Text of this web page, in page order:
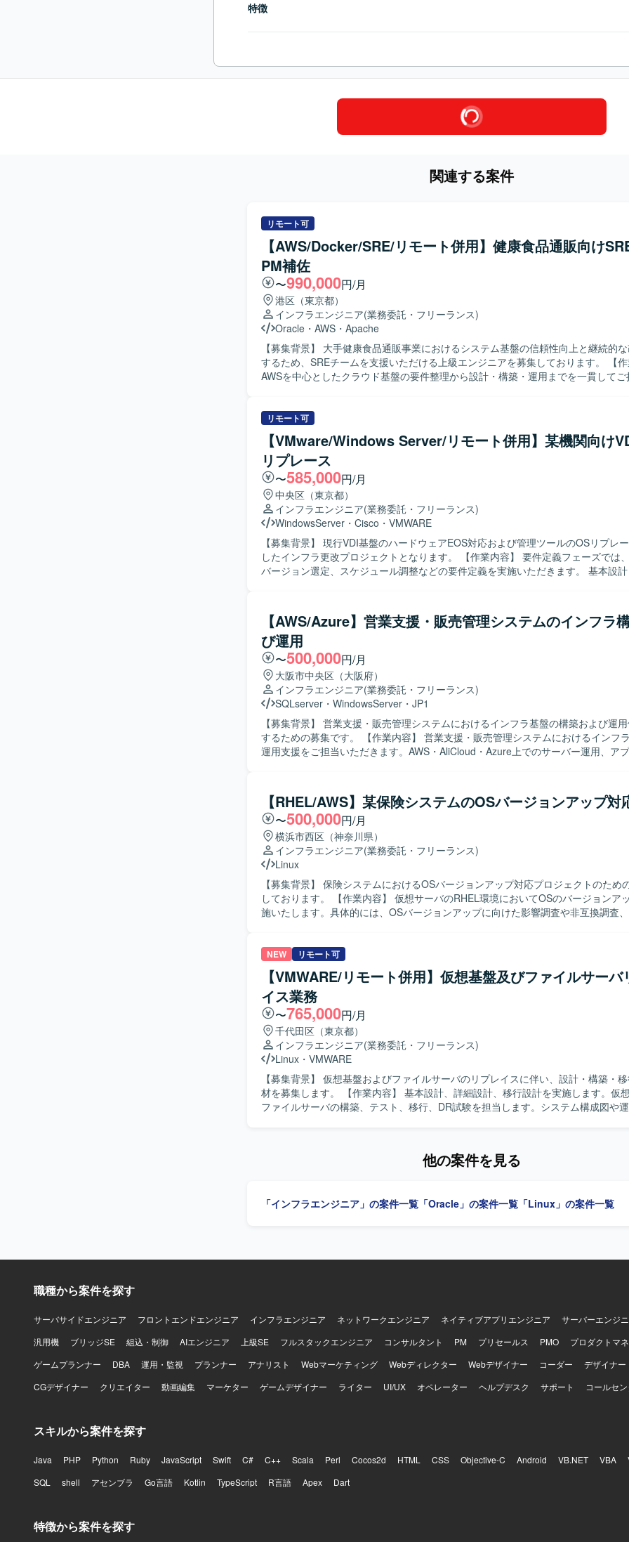
特徴
関連する案件
リモート可
【AWS/Docker/SRE/リモート併用】健康食品通販向け
PM補佐
〜990,000円/月
港区（東京都）
インフラエンジニア(業務委託・フリーランス)
Oracle ・ AWS ・ Apache
【募集背景】 大手健康食品通販事業におけるシステム基盤の信頼性向上と継続的
するため、SREチームを支援いただける上級エンジニアを募集しております。 【作業内容】
AWSを中心としたクラウド基盤の要件整理から設計・構築・運用までを一貫して
GitHub ActionsやTerraformを用いたCI/CDおよびIaC環境の整備・改善を行ってい
PM補佐として、タスクの整理や進行管理、関係者との調整など、プロジェクト推
務も担っていただきます。 【求める人物像】 要件に対して自らタスク分解を行い、主体的に課
題解決へ取り組める方を求めております。 SREチーム内外のメンバーと積極的に
ションを図りながら、周囲を巻き込んで業務を推進できる方が望ましいです。 技
く、レビューや顧客折衝を通じて品質向上や改善提案に前向きに取り組める方を歓
す。 【ポジションの魅力】 クラウドネイティブな環境で、設計から構築・運用まで一連の工程
に関わることができます。 SREとしてシステム全体の信頼性や運用性の向上に携
PM補佐として上流の推進業務にも関与いただけるため、技術とマネジメントの両
ップが可能です。 【開発環境】 AWS上でのクラウド基盤、ECSやFargateなどのコンテナ基
盤、GitHub Actionsを用いたCI/CDパイプライン、Terraformを用いたIaC環境など
おります。
リモート可
【VMware/Windows Server/リモート併用】某機関向け
リプレース
〜585,000円/月
中央区（東京都）
インフラエンジニア(業務委託・フリーランス)
WindowsServer ・ Cisco ・ VMWARE
【募集背景】 現行VDI基盤のハードウェアEOS対応および管理ツールのOSリプレ
したインフラ更改プロジェクトとなります。 【作業内容】 要件定義フェーズでは、機能整理や
バージョン選定、スケジュール調整などの要件定義を実施いただきます。 基本設
バのOS移行作業や、Instant Clone端末での機能検証・チューニングなどのPoC検
だきます。 また、NWパラメータシートの作成など関連ドキュメントの整備も行っ
ます。 【求める人物像】 未知の製品や技術に対して自ら調査し、キャッチアップしながら設
計・構築に落とし込める方を求めています。 顧客や社内メンバーとのコミュニケ
じて要件を整理し、自走してタスクを進められる方が望ましいです。 【ポジションの魅力】
VDI基盤の要件定義から設計・PoC構築・検証・移行まで一連の工程に携わること
め、仮想基盤およびVDIのスキルを広く深く習得できる環境です。 Omnissa
などの製品を組み合わせた構成に関わることで、実務を通じて新しい技術要素を習
だけます。 【開発環境】 VMware ESXi（vSAN構成）、VMware vCenter Server、Omnissa
Horizon（ConnectionServer）、Instant Clone、Windows 11、Windows Server
SKYSEA Client View、Dell PowerEdge R660、Dell PowerSwitch S4348T、Cisco
【AWS/Azure】営業支援・販売管理システムのインフラ
び運用
〜500,000円/月
大阪市中央区（大阪府）
インフラエンジニア(業務委託・フリーランス)
SQLserver ・ WindowsServer ・ JP1
【募集背景】 営業支援・販売管理システムにおけるインフラ基盤の構築および運
するための募集です。 【作業内容】 営業支援・販売管理システムにおけるインフラ構築および
運用支援をご担当いただきます。AWS・AliCloud・Azure上でのサーバー運用、ア
主体的に課題解決へ取り組める方、自ら考え行動しつつ周囲と連携しながら業務を
方、新しい技術に積極的にチャレンジできる方を求めています。 【ポジションの魅力】 複数の
クラウドプラットフォーム上でのサーバー運用や監視運用、デプロイ業務を通じて
構築から運用まで一貫した経験を積むことができる環境です。大規模なシステム基
ウハウやIaCなどの最新技術に触れながらスキルアップを図ることができます。 【開発環境】
AWS、AliCloud、Azure、Windows Server、Microsoft SQL Server、JP1、Grafana
CloudWatch、Git、Terraform、Ansible、PowerShell、GitHub Actionsなどの環境
ます。
【RHEL/AWS】某保険システムのOSバージョンアップ対
〜500,000円/月
横浜市西区（神奈川県）
インフラエンジニア(業務委託・フリーランス)
Linux
【募集背景】 保険システムにおけるOSバージョンアップ対応プロジェクトのため
しております。 【作業内容】 仮想サーバのRHEL環境においてOSのバージョンアップ対応を実
施いたします。具体的には、OSバージョンアップに向けた影響調査や非互換調査
人物像】 単独で調査、設計、実作業を遂行しながら、上位リーダーと適切に連携
めております。サーバ作業において想定外の事象が発生した際にも、原因を推察し
て対処できる方が望ましいです。 【ポジションの魅力】 RHELおよびAWS環境におけるOSバー
ジョンアップ対応を通じて、基盤構築スキルや非互換調査スキルを実務で高めてい
す。仮想サーバおよびクラウド環境の両方に携わることで、インフラエンジニアと
値を幅広く積むことができます。 【開発環境】 RHELを利用した仮想サーバ環境およびAWS上
で構築されたシステム環境での作業となります。
NEW リモート可
【VMWARE/リモート併用】仮想基盤及びファイルサーバ
イス業務
〜765,000円/月
千代田区（東京都）
インフラエンジニア(業務委託・フリーランス)
Linux ・ VMWARE
【募集背景】 仮想基盤およびファイルサーバのリプレイスに伴い、設計・構築・
材を募集します。 【作業内容】 基本設計、詳細設計、移行設計を実施します。仮想基盤および
ファイルサーバの構築、テスト、移行、DR試験を担当します。システム構成図や
他の案件を見る
「インフラエンジニア」の案件一覧 「Oracle」の案件一覧 「Linux」の案件一覧
職種から案件を探す
サーバサイドエンジニア フロントエンドエンジニア インフラエンジニア ネットワークエンジニア ネイティブアプリエンジニア
サーバーエンジ
汎用機
ブリッジSE 組込・制御 AIエンジニア 上級SE フルスタックエンジニア コンサルタント PM プリセールス PMO
プロダクトマ
ゲームプランナー
DBA 運用・監視 プランナー アナリスト Webマーケティング Webディレクター Webデザイナー コーダー
デザイナー
CGデザイナー
クリエイター 動画編集 マーケター ゲームデザイナー ライター UI/UX オペレーター ヘルプデスク サポート コールセ
スキルから案件を探す
Java PHP Python Ruby JavaScript Swift C# C++ Scala Perl Cocos2d HTML CSS Objective-C Android VB.NET VBA
SQL
shell アセンブラ Go言語 Kotlin TypeScript R言語 Apex Dart
特徴から案件を探す